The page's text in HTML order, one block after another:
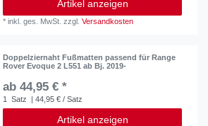
Artikel anzeigen
*inkl. ges. MwSt. zzgl.Versandkosten
Doppelziernaht Fußmatten passend für Range
Rover Evoque 2 L551 ab Bj. 2019-
ab 44,95 € *
1 Satz | 44,95 € / Satz
Artikel anzeigen